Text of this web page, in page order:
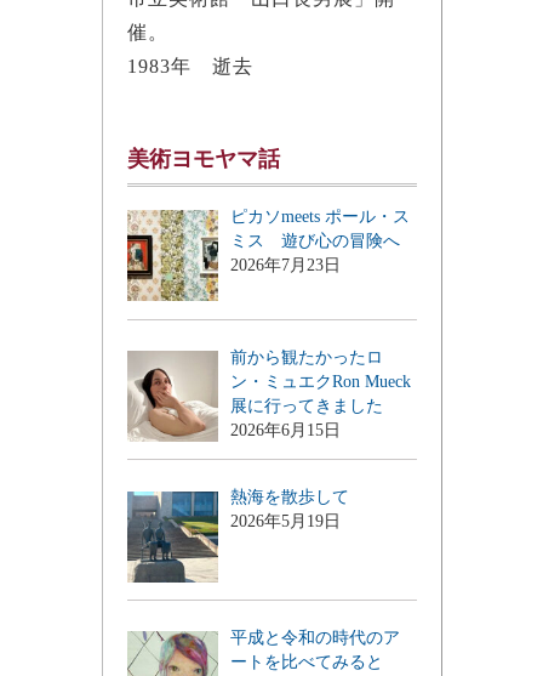
催。
1983年 逝去
美術ヨモヤマ話
ピカソmeets ポール・ス
ミス 遊び心の冒険へ
2026年7月23日
前から観たかったロ
ン・ミュエクRon Mueck
展に行ってきました
2026年6月15日
熱海を散歩して
2026年5月19日
平成と令和の時代のア
ートを比べてみると